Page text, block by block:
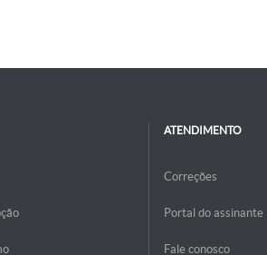
ATENDIMENTO
Correções
Portal do assinante
Fale conosco